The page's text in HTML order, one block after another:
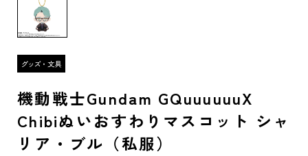
機動戦士Gundam GQuuuuuuX
Chibiぬいおすわりマスコット シャ
リア・ブル（私服）